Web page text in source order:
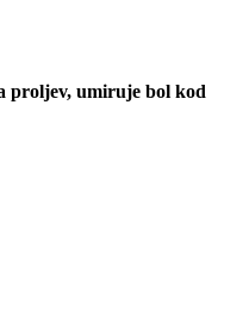
proljev, umiruje bol kod